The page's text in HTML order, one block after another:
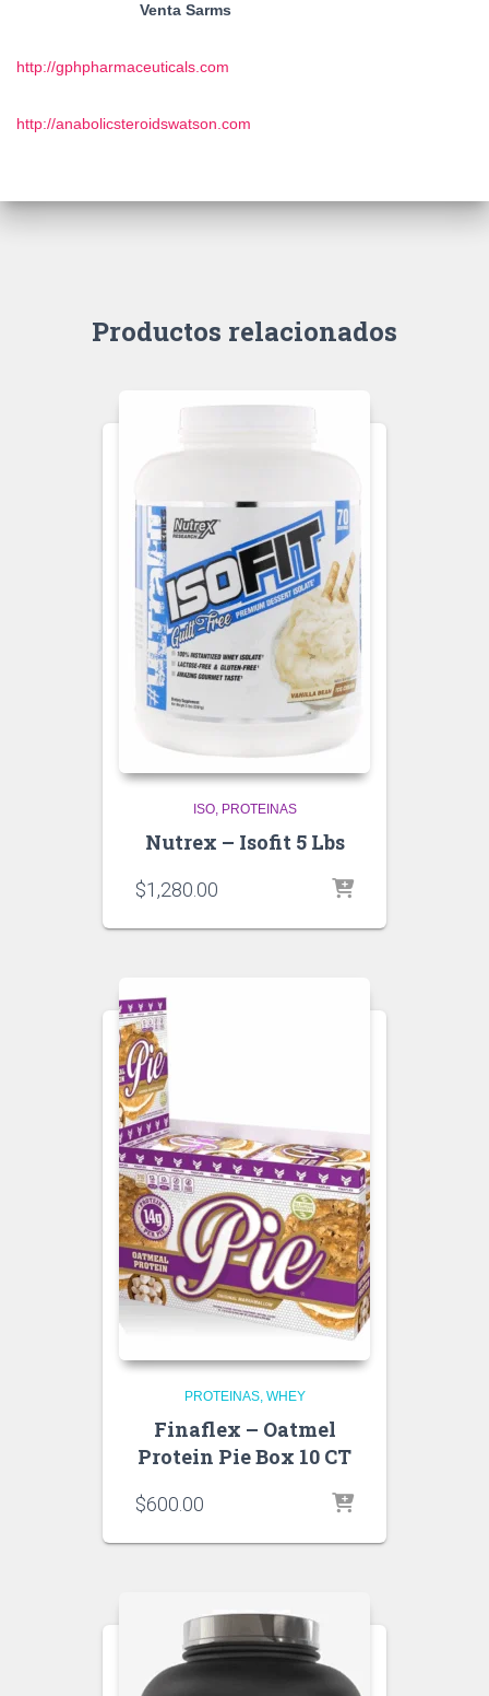
Venta Sarms
http://gphpharmaceuticals.com
http://anabolicsteroidswatson.com
Productos relacionados
ISO PROTEINAS
Nutrex – Isofit 5 Lbs
$1,280.00
PROTEINAS WHEY
Finaflex – Oatmel
Protein Pie Box 10 CT
$600.00